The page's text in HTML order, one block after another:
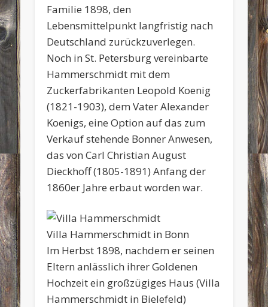
Familie 1898, den
Lebensmittelpunkt langfristig nach
Deutschland zurückzuverlegen.
Noch in St. Petersburg vereinbarte
Hammerschmidt mit dem
Zuckerfabrikanten Leopold Koenig
(1821-1903), dem Vater Alexander
Koenigs, eine Option auf das zum
Verkauf stehende Bonner Anwesen,
das von Carl Christian August
Dieckhoff (1805-1891) Anfang der
1860er Jahre erbaut worden war.
Villa Hammerschmidt in Bonn
Im Herbst 1898, nachdem er seinen
Eltern anlässlich ihrer Goldenen
Hochzeit ein großzügiges Haus (Villa
Hammerschmidt in Bielefeld)